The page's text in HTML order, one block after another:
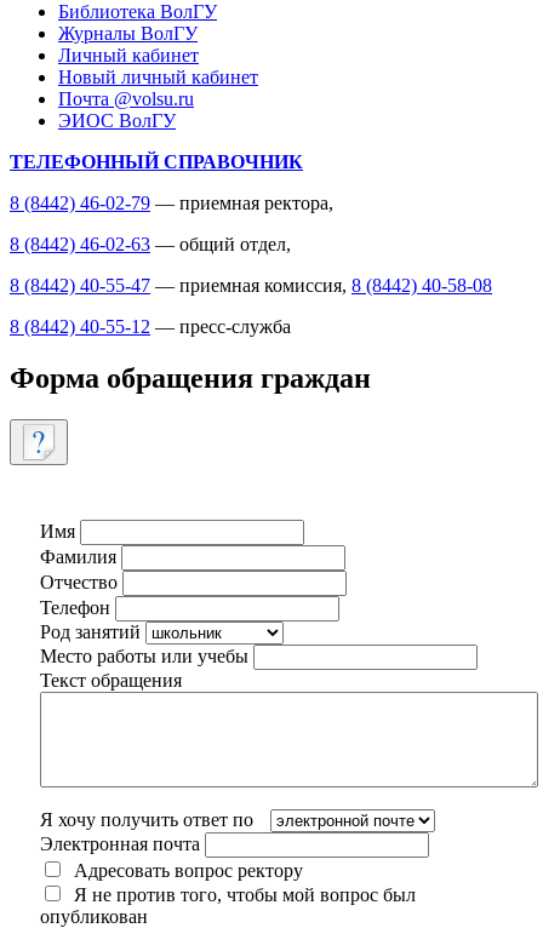
Библиотека ВолГУ
Журналы ВолГУ
Личный кабинет
Новый личный кабинет
Почта @volsu.ru
ЭИОС ВолГУ
ТЕЛЕФОННЫЙ СПРАВОЧНИК
8 (8442) 46-02-79 — приемная ректора,
8 (8442) 46-02-63 — общий отдел,
8 (8442) 40-55-47 — приемная комиссия, 8 (8442) 40-58-08
8 (8442) 40-55-12 — пресс-служба
Форма обращения граждан
Имя
Фамилия
Отчество
Телефон
Род занятий
Место работы или учебы
Текст обращения
Я хочу получить ответ по
Электронная почта
Адресовать вопрос ректору
Я не против того, чтобы мой вопрос был
опубликован